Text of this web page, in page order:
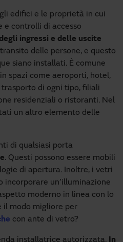
edifici e le proprietà in cui
e controlli di accesso
degli ingressi e delle uscite
delle persone, e questo
siano installati. È comune
in spazi come aeroporti, hotel,
trasporto di ogni tipo, filiali
residenziali o ristoranti. Nel
un altro elemento delle
di qualsiasi porta
. Questi possono essere mobili
di apertura. Inoltre, i vetri
incorporare un’illuminazione
moderno in linea con lo
il modo migliore per
con ante di vetro?
installatrice autorizzata.
In